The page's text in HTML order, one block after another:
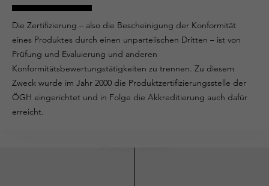
Die Zertifizierung – also die Bescheinigung der Konformität
eines Produktes durch einen unparteiischen Dritten – ist von
Prüfung und Evaluierung und anderen
Konformitätsbewertungstätigkeiten zu trennen. Zu diesem
Zweck wurde im Jahr 2000 die Produktzertifizierungsstelle der
ÖGH eingerichtet und in Folge die Akkreditierung auch dafür
erreicht.